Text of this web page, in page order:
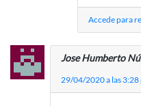
Accede para
Jose Humberto
29/04/2020 a las 3:28